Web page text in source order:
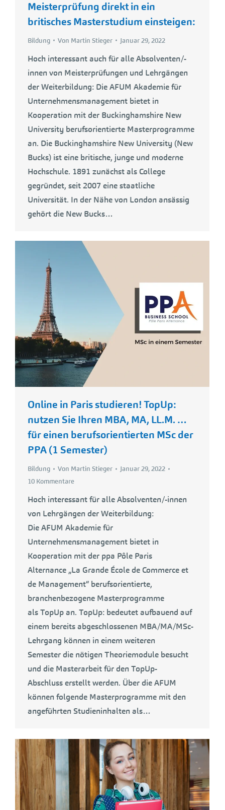
Meisterprüfung direkt in ein
britisches Masterstudium einsteigen:
Bildung Von Martin Stieger Januar 29, 2022
Hoch interessant auch für alle Absolventen/-
innen von Meisterprüfungen und Lehrgängen
der Weiterbildung: Die AFUM Akademie für
Unternehmensmanagement bietet in
Kooperation mit der Buckinghamshire New
University berufsorientierte Masterprogramme
an. Die Buckinghamshire New University (New
Bucks) ist eine britische, junge und moderne
Hochschule. 1891 zunächst als College
gegründet, seit 2007 eine staatliche
Universität. In der Nähe von London ansässig
gehört die New Bucks…
Online in Paris studieren! TopUp:
nutzen Sie Ihren MBA, MA, LL.M. …
für einen berufsorientierten MSc der
PPA (1 Semester)
Bildung Von Martin Stieger
Januar 29, 2022
10 Kommentare
Hoch interessant für alle Absolventen/-innen
von Lehrgängen der Weiterbildung:
Die AFUM Akademie für
Unternehmensmanagement bietet in
Kooperation mit der ppa Pôle Paris
Alternance „La Grande École de Commerce et
de Management“ berufsorientierte,
branchenbezogene Masterprogramme
als TopUp an. TopUp: bedeutet aufbauend auf
einem bereits abgeschlossenen MBA/MA/MSc-
Lehrgang können in einem weiteren
Semester die nötigen Theoriemodule besucht
und die Masterarbeit für den TopUp-
Abschluss erstellt werden. Über die AFUM
können folgende Masterprogramme mit den
angeführten Studieninhalten als…